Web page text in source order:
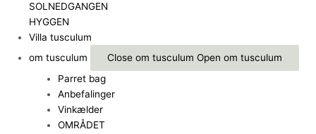
SOLNEDGANGEN
HYGGEN
Villa tusculum
om tusculum
Close om tusculum Open om tusculum
Parret bag
Anbefalinger
Vinkælder
OMRÅDET